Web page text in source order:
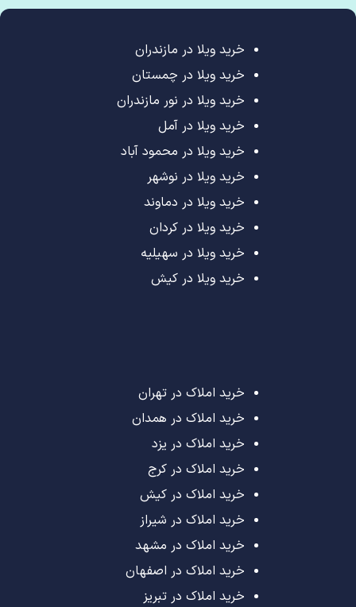
خرید ویلا در مازندران
خرید ویلا در چمستان
خرید ویلا در نور مازندران
خرید ویلا در آمل
خرید ویلا در محمود آباد
خرید ویلا در نوشهر
خرید ویلا در دماوند
خرید ویلا در کردان
خرید ویلا در سهیلیه
خرید ویلا در کیش
خرید املاک در تهران
خرید املاک در همدان
خرید املاک در یزد
خرید املاک در کرج
خرید املاک در کیش
خرید املاک در شیراز
خرید املاک در مشهد
خرید املاک در اصفهان
خرید املاک در تبریز